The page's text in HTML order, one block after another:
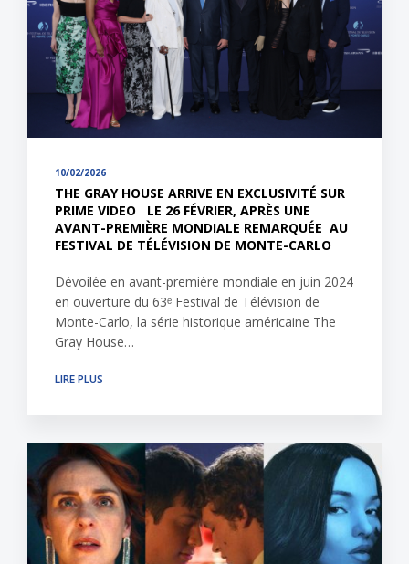
10/02/2026
THE GRAY HOUSE ARRIVE EN EXCLUSIVITÉ SUR
PRIME VIDEO LE 26 FÉVRIER, APRÈS UNE
AVANT-PREMIÈRE MONDIALE REMARQUÉE AU
FESTIVAL DE TÉLÉVISION DE MONTE-CARLO
Dévoilée en avant-première mondiale en juin 2024
en ouverture du 63ᵉ Festival de Télévision de
Monte-Carlo, la série historique américaine The
Gray House…
LIRE PLUS